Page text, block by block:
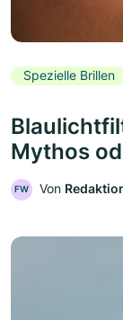
Spezielle Brillen
Mythos
FW Von